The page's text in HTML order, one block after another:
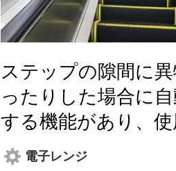
ステップの隙間に
ったりした場合に
する機能があり、
電子レンジ